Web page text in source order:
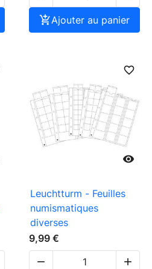
Ajouter au panier

favorite_border
Leuchtturm - Feuilles
numismatiques
diverses
9,99 €

